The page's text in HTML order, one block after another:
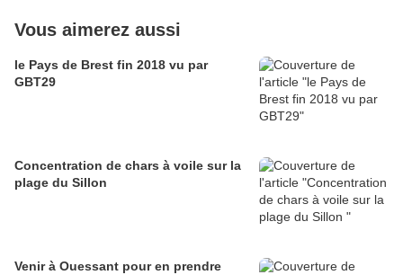
Vous aimerez aussi
le Pays de Brest fin 2018 vu par
GBT29
Concentration de chars à voile sur la
plage du Sillon
Venir à Ouessant pour en prendre